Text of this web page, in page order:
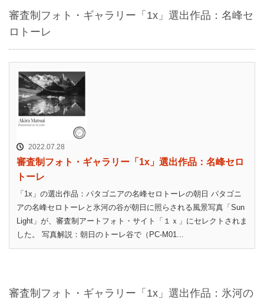
審査制フォト・ギャラリー「1x」選出作品：名峰セ
ロトーレ
2022.07.28
審査制フォト・ギャラリー「1x」選出作品：名峰セロ
トーレ
「1x」の選出作品：パタゴニアの名峰セロトーレの朝日 パタゴニ
アの名峰セロトーレと氷河の谷が朝日に照らされる風景写真「Sun
Light」が、審査制アートフォト・サイト「１ｘ」にセレクトされま
した。 写真解説：朝日のトーレ谷で（PC-M01...
審査制フォト・ギャラリー「1x」選出作品：氷河の